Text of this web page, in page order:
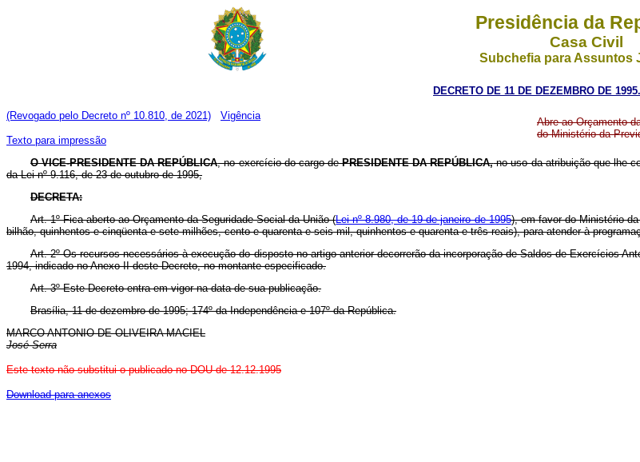
Presidência da
Casa Civil
Subchefia para Assuntos
DECRETO DE 11 DE DEZEMBRO DE 1995.
(Revogado pelo Decreto nº 10.810, de 2021) Vigência
Texto para impressão
Abre ao Orçamento
do Ministério da
O VICE-PRESIDENTE DA REPÚBLICA, no exercício do cargo dePRESIDENTE DA REPÚBLICA,no uso da atribuição que lhe
da Lei nº 9.116, de 23 de outubro de 1995,
DECRETA:
Art. 1º Fica aberto ao Orçamento da Seguridade Social da União (Lei nº 8.980, de 19 de janeiro de 1995), em favor do Ministério
bilhão, quinhentos e cinqüenta e sete milhões, cento e quarenta e seis mil, quinhentos e quarenta e três reais), para atender à
Art. 2º Os recursos necessários à execução do disposto no artigo anterior decorrerão da incorporação de Saldos de Exercícios
1994, indicado no Anexo II deste Decreto, no montante especificado.
Art. 3º Este Decreto entra em vigor na data de sua publicação.
Brasília, 11 de dezembro de 1995; 174º da Independência e 107º da República.
MARCO ANTONIO DE OLIVEIRA MACIEL
José Serra
Este texto não substitui o publicado no DOU de 12.12.1995
Download para anexos